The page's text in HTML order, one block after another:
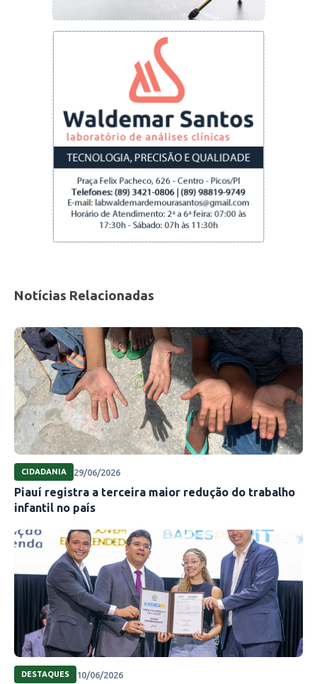
Notícias Relacionadas
CIDADANIA 29/06/2026
Piauí registra a terceira maior redução do trabalho
infantil no país
DESTAQUES 10/06/2026